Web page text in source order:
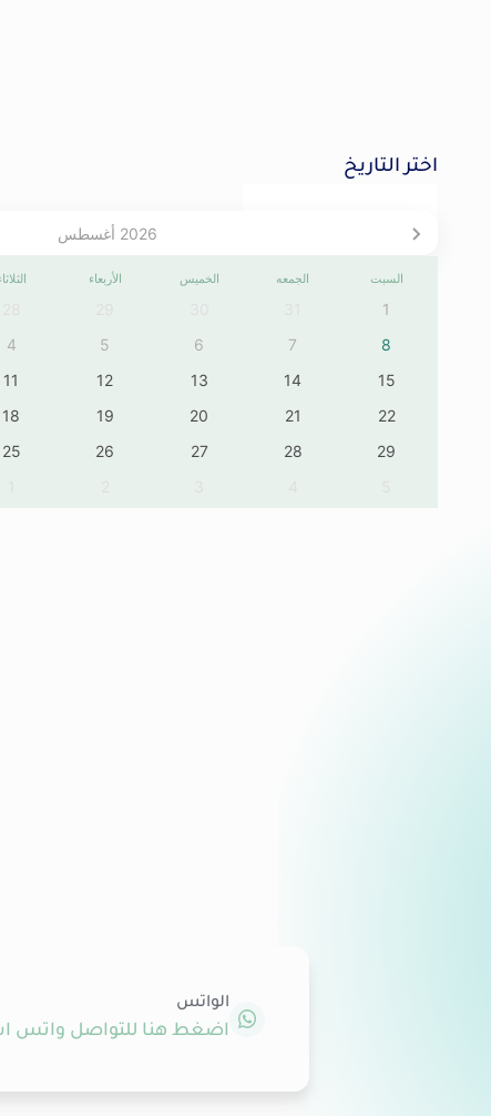
اختر التاريخ
أغسطس 2026
الأربعاء الخميس الجمعه السبت
1
4 5 6 7
8
11 12 13 14
15
18 19 20 21
22
25 26 27 28
29
الواتس
اضغط هنا للتواصل واتس